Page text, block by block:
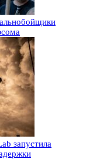
запустила